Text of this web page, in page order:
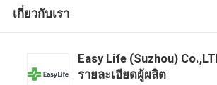
เกี่ยวกับเรา
Easy Life (Suzhou)
รายละเอียดผู้ผลิต